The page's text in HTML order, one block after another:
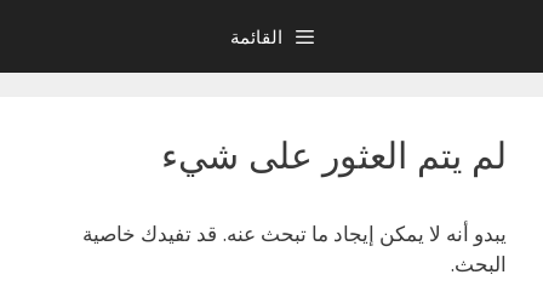
المحتوى
القائمة
لم يتم العثور على شيء
يبدو أنه لا يمكن إيجاد ما تبحث عنه. قد تفيدك خاصية
البحث.